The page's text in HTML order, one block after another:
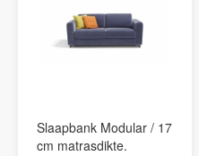
Slaapbank Modular / 17
cm matrasdikte.